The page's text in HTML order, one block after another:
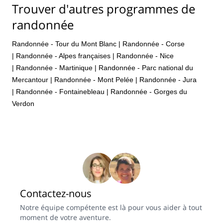
Trouver d'autres programmes de
randonnée
Randonnée - Tour du Mont Blanc | Randonnée - Corse
| Randonnée - Alpes françaises | Randonnée - Nice
| Randonnée - Martinique | Randonnée - Parc national du
Mercantour | Randonnée - Mont Pelée | Randonnée - Jura
| Randonnée - Fontainebleau | Randonnée - Gorges du
Verdon
Contactez-nous
Notre équipe compétente est là pour vous aider à tout
moment de votre aventure.